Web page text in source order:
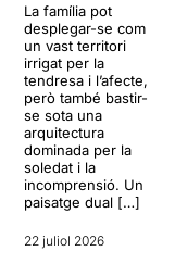
La família pot
desplegar-se com
un vast territori
irrigat per la
tendresa i l’afecte,
però també bastir-
se sota una
arquitectura
dominada per la
soledat i la
incomprensió. Un
paisatge dual […]
22 juliol 2026